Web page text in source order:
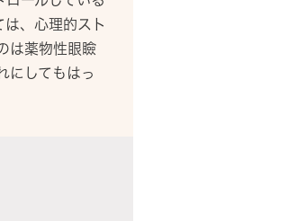
、心理的スト
は薬物性眼瞼
にしてもはっ